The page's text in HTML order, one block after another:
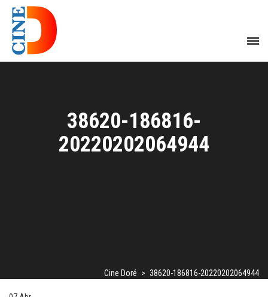
38620-186816-
20220202064944
Cine Doré > 38620-186816-20220202064944